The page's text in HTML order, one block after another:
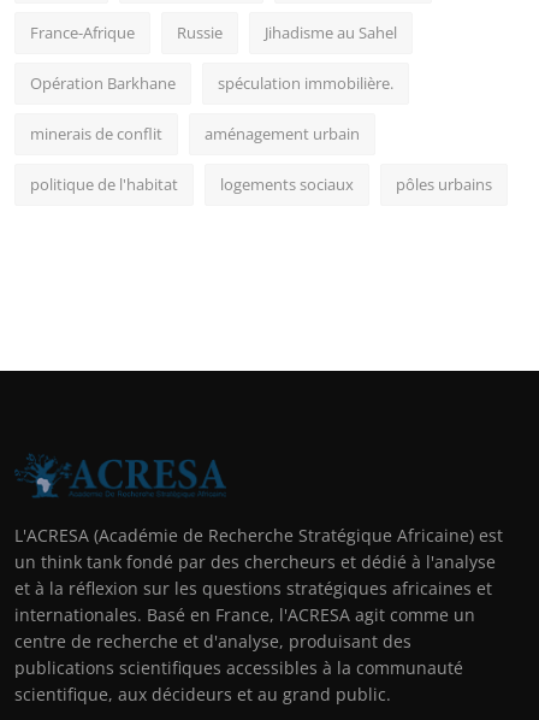
France-Afrique Russie Jihadisme au Sahel
Opération Barkhane spéculation immobilière.
minerais de conflit aménagement urbain
politique de l'habitat logements sociaux pôles urbains
L'ACRESA (Académie de Recherche Stratégique Africaine) est
un think tank fondé par des chercheurs et dédié à l'analyse
et à la réflexion sur les questions stratégiques africaines et
internationales. Basé en France, l'ACRESA agit comme un
centre de recherche et d'analyse, produisant des
publications scientifiques accessibles à la communauté
scientifique, aux décideurs et au grand public.